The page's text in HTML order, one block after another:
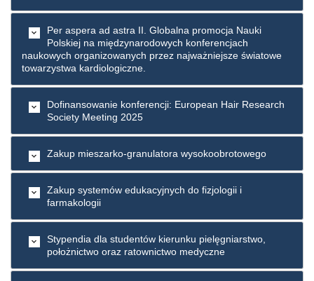
Per aspera ad astra II. Globalna promocja Nauki
Polskiej na międzynarodowych konferencjach
naukowych organizowanych przez najważniejsze światowe
towarzystwa kardiologiczne.
Dofinansowanie konferencji: European Hair Research
Society Meeting 2025
Zakup mieszarko-granulatora wysokoobrotowego
Zakup systemów edukacyjnych do fizjologii i
farmakologii
Stypendia dla studentów kierunku pielęgniarstwo,
położnictwo oraz ratownictwo medyczne